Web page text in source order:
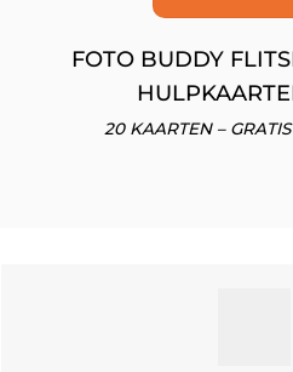
FOTO BUDDY
20 KAARTEN –